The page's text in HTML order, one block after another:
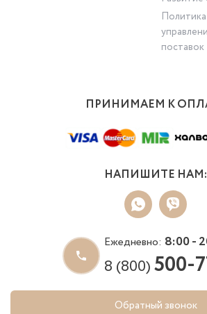
поставок
ПРИНИМАЕМ К
НАПИШИТЕ НАМ:
Ежедневно: 8:00 -
8 (800)500-
Обратный звонок